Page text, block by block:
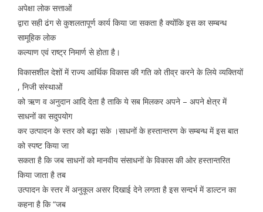
अपेक्षा लोक सत्ताओं
द्वारा सही ढंग से कुशलतापूर्ण कार्य किया जा सकता है क्योंकि इस का सम्बन्ध
सामूहिक लोक
कल्याण एवं राष्ट्र निमार्ण से होता है।
विकासशील देशों में राज्य आर्थिक विकास की गति को तीव्र करने के लिये व्यक्तियों
, निजी संस्थाओं
को ऋण व अनुदान आदि देता है ताकि ये सब मिलकर अपने – अपने क्षेत्र में
साधनों का सदुपयोग
कर उत्पादन के स्तर को बढ़ा सके ।साधनों के हस्तान्तरण के सम्बन्ध में इस बात
को स्पष्ट किया जा
सकता है कि जब साधनों को मानवीय संसाधनों के विकास की ओर हस्तान्तरित
किया जाता है तब
उत्पादन के स्तर में अनुकूल असर दिखाई देने लगता है इस सन्दर्भ में डाल्टन का
कहना है कि “जब